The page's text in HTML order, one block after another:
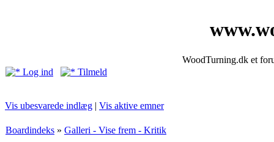
WoodTurning.dk et
Log ind
Tilmeld
Vis ubesvarede indlæg | Vis aktive emner
Boardindeks » Galleri - Vise frem - Kritik